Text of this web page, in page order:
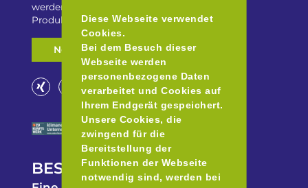
Diese Webseite verwendet
Cookies.
Bei dem Besuch dieser
Webseite werden
personenbezogene Daten
verarbeitet und Cookies auf
Ihrem Endgerät gespeichert.
Unsere Cookies, die
zwingend für die
Bereitstellung der
Funktionen der Webseite
notwendig sind, werden bei
BESSER REGIONAL
werden? Oder haben Sie einen Freizeittip zu
Produkten aus der Region für uns?
Nehmen Sie Kontakt auf